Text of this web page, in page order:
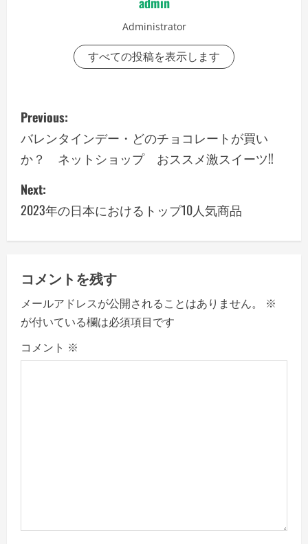
Administrator
すべての投稿を表示します
P
o
s
t
n
v
i
g
a
Previous:
バレンタインデー・どのチョコレートが買い
か？ ネットショップ おススメ激スイーツ!!
Next:
2023年の日本におけるトップ10人気商品
コメントを残す
メールアドレスが公開されることはありません。
※
が付いている欄は必須項目です
コメント ※